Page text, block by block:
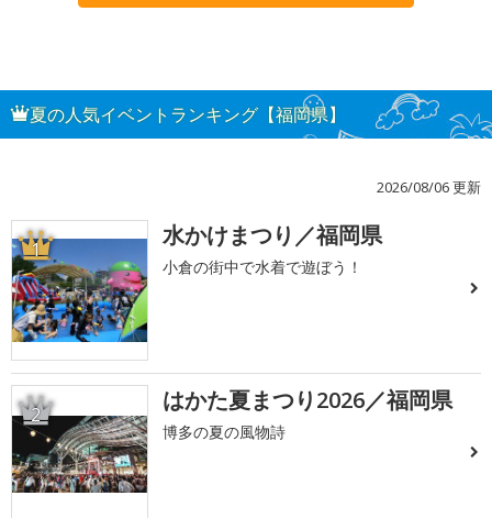
夏の人気イベントランキング【福岡県】
2026/08/06 更新
1 水かけまつり／福岡県
小倉の街中で水着で遊ぼう！
2 はかた夏まつり2026／福岡県
博多の夏の風物詩